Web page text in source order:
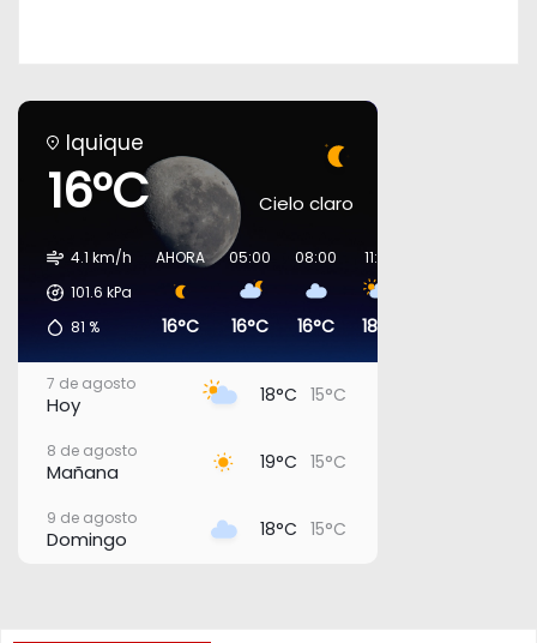
Iquique
16°C Cielo claro
4.1 km/h
101.6 kPa
81 %
AHORA
16°C
05:00
16°C
08:00
16°C
11:00
18°C
7 de agosto
Hoy 18°C 15°C
8 de agosto
Mañana 19°C 15°C
9 de agosto
Domingo 18°C 15°C